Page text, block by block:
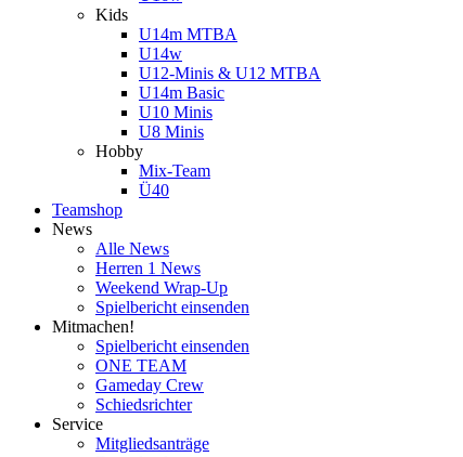
Kids
U14m MTBA
U14w
U12-Minis & U12 MTBA
U14m Basic
U10 Minis
U8 Minis
Hobby
Mix-Team
Ü40
Teamshop
News
Alle News
Herren 1 News
Weekend Wrap-Up
Spielbericht einsenden
Mitmachen!
Spielbericht einsenden
ONE TEAM
Gameday Crew
Schiedsrichter
Service
Mitgliedsanträge